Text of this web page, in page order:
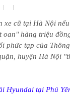
xe cũ tại Hà Nội
hàng triệu
phức tạp của
huyện Hà Nội
Hyundai tại Phú